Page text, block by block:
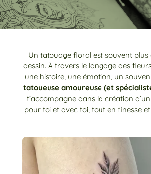
Un tatouage floral est souvent plus
dessin. À travers le langage des
une histoire, une émotion, un
tatoueuse amoureuse (et
t’accompagne dans la création
pour toi et avec toi, tout en finesse